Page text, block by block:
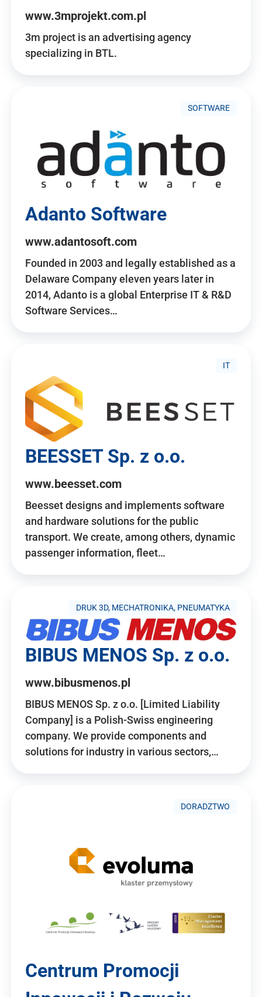
www.3mprojekt.com.pl
3m project is an advertising agency
specializing in BTL.
SOFTWARE
Adanto Software
www.adantosoft.com
Founded in 2003 and legally established as a
Delaware Company eleven years later in
2014, Adanto is a global Enterprise IT & R&D
Software Services…
IT
BEESSET Sp. z o.o.
www.beesset.com
Beesset designs and implements software
and hardware solutions for the public
transport. We create, among others, dynamic
passenger information, fleet…
DRUK 3D, MECHATRONIKA, PNEUMATYKA
BIBUS MENOS Sp. z o.o.
www.bibusmenos.pl
BIBUS MENOS Sp. z o.o. [Limited Liability
Company] is a Polish-Swiss engineering
company. We provide components and
solutions for industry in various sectors,…
DORADZTWO
Centrum Promocji